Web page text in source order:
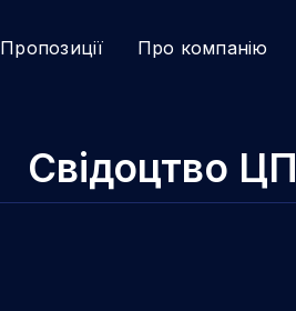
Пропозиції Про компанію
Свідоцтво ЦП